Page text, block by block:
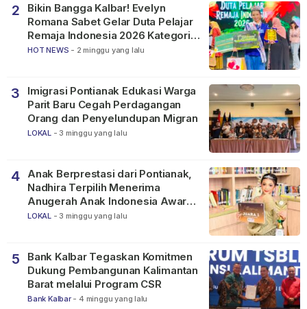
2
Bikin Bangga Kalbar! Evelyn
Romana Sabet Gelar Duta Pelajar
Remaja Indonesia 2026 Kategori
SMP
HOT NEWS - 2 minggu yang lalu
3
Imigrasi Pontianak Edukasi Warga
Parit Baru Cegah Perdagangan
Orang dan Penyelundupan Migran
LOKAL - 3 minggu yang lalu
4
Anak Berprestasi dari Pontianak,
Nadhira Terpilih Menerima
Anugerah Anak Indonesia Awards
2026
LOKAL - 3 minggu yang lalu
5
Bank Kalbar Tegaskan Komitmen
Dukung Pembangunan Kalimantan
Barat melalui Program CSR
Bank Kalbar - 4 minggu yang lalu